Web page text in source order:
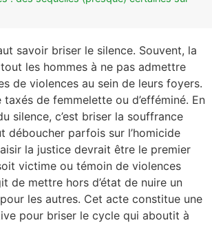
savoir briser le silence. Souvent, la
les hommes à ne pas admettre
de violences au sein de leurs foyers.
taxés de femmelette ou d’efféminé. En
silence, c’est briser la souffrance
déboucher parfois sur l’homicide
la justice devrait être le premier
victime ou témoin de violences
de mettre hors d’état de nuire un
les autres. Cet acte constitue une
pour briser le cycle qui aboutit à